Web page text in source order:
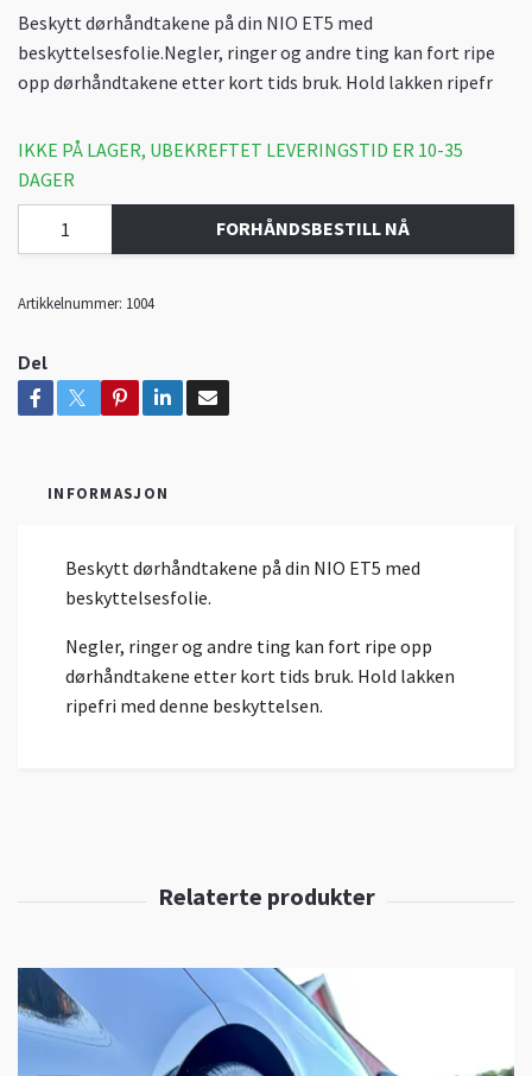
Beskytt dørhåndtakene på din NIO ET5 med
beskyttelsesfolie.Negler, ringer og andre ting kan fort ripe
opp dørhåndtakene etter kort tids bruk. Hold lakken ripefr
IKKE PÅ LAGER, UBEKREFTET LEVERINGSTID ER 10-35
DAGER
FORHÅNDSBESTILL NÅ
Artikkelnummer: 1004
Del
INFORMASJON
Beskytt dørhåndtakene på din NIO ET5 med
beskyttelsesfolie.
Negler, ringer og andre ting kan fort ripe opp
dørhåndtakene etter kort tids bruk. Hold lakken
ripefri med denne beskyttelsen.